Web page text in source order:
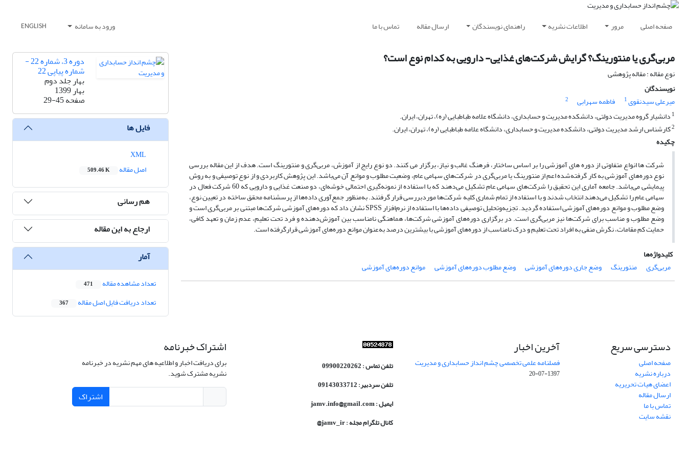
صفحه اصلی مرور اطلاعات نشریه راهنمای نویسندگان ارسال مقاله تماس با ما ورود به سامانه ENGLISH
مربی‌گری یا منتورینگ؟ گرایش شرکت‌های غذایی- دارویی به کدام نوع است؟
نوع مقاله : مقاله پژوهشی
نویسندگان
میرعلی سیدنقوی1 فاطمه سهرابی
2
1 دانشیار گروه مدیریت دولتی، دانشکده مدیریت و حسابداری، دانشگاه علامه طباطبایی (ره)، تهران، ایران.
2کارشناس ارشد مدیریت دولتی، دانشکده مدیریت و حسابداری، دانشگاه علامه طباطبایی (ره)، تهران، ایران.
چکیده
شرکت ها انواع متفاوتی از دوره های آموزشی را بر اساس ساختار، فرهنگ غالب و نیاز، برگزار می کنند. دو نوع رایج از آموزش، مربی‌گری و منتورینگ است. هدف از این مقاله بررسی
نوع دوره‌های آموزشی به کار گرفته‌شده اعم از منتورینگ یا مربی‌گری در شرکت‌های سهامی عام، وضعیت مطلوب و موانع آن می‌باشد. این پژوهش کاربردی و از نوع توصیفی و به روش
پیمایشی می‌باشد. جامعه آماری این تحقیق را شرکت‌های سهامی عام تشکیل می‌دهند که با استفاده از نمونه‌گیری احتمالی خوشه‌ای، دو صنعت غذایی و دارویی که 60 شرکت فعال در
سهامی عام را تشکیل می‌دهند انتخاب شدند و با استفاده از تمام شماری کلیه شرکت‌ها موردبررسی قرار گرفتند. به‌منظور جمع‌آوری داده‌ها از پرسشنامه محقق ساخته در تعیین نوع،
وضع مطلوب و موانع دوره‌های آموزشی استفاده گردید. تجزیه‌وتحلیل توصیفی داده‌ها با استفاده از نرم‌افزار SPSS نشان داد که دوره‌های آموزشی شرکت‌ها مبتنی بر مربی‌گری است و
وضع مطلوب و مناسب برای شرکت‌ها نیز مربی‌گری است. در برگزاری دوره‌های آموزشی شرکت‌ها، هماهنگی نامناسب بین آموزش‌دهنده و فرد تحت تعلیم، عدم زمان و تعهد کافی،
حمایت کم مقامات، نگرش منفی به افراد تحت تعلیم و درک نامناسب از دوره‌های آموزشی با بیشترین درصد به‌عنوان موانع دوره‌های آموزشی قرارگرفته است.
کلیدواژه‌ها
مربی‌گری
منتورینگ وضع جاری دوره‌های آموزشی وضع مطلوب دوره‌های آموزشی موانع دوره‌های آموزشی
دوره 3، شماره 22 -
شماره پیاپی 22
بهار جلد دوم
بهار 1399
صفحه29-45
فایل ها
اصل مقاله
509.46 K
هم رسانی
ارجاع به این مقاله
آمار
تعداد مشاهده مقاله 471
تعداد دریافت فایل اصل مقاله 367
دسترسی سریع
صفحه اصلی
درباره نشریه
اعضای هیات تحریریه
ارسال مقاله
تماس با ما
نقشه سایت
آخرین اخبار
فصلنامه علمی تخصصی چشم انداز حسابداری و مدیریت
1397-07-20
تلفن تماس : 09900220262
تلفن سردبیر: 09143033712
ایمیل : jamv.info@gmail.com
کانال تلگرام مجله : jamv_ir@
اشتراک خبرنامه
برای دریافت اخبار و اطلاعیه های مهم نشریه در خبرنامه
نشریه مشترک شوید.
اشتراک